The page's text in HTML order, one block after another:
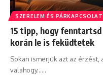
SZERELEM ÉS PÁRKAPCSOLAT
15 tipp, hogy
korán le is feküdtetek
Sokan ismerjük azt az érzést,
valahogy...…